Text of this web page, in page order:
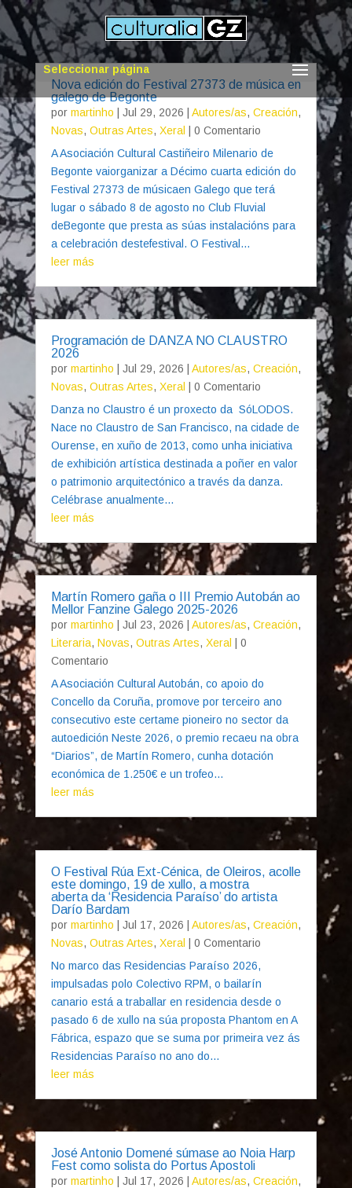
Seleccionar página
Nova edición do Festival 27373 de música en
galego de Begonte
por martinho Jul 29, 2026 Autores/as, Creación,
Novas, Outras Artes, Xeral
| 0 Comentario
A Asociación Cultural Castiñeiro Milenario de
Begonte vaiorganizar a Décimo cuarta edición do
Festival 27373 de músicaen Galego que terá
lugar o sábado 8 de agosto no Club Fluvial
deBegonte que presta as súas instalacións para
a celebración destefestival. O Festival...
leer más
Programación de DANZA NO CLAUSTRO
2026
por martinho Jul 29, 2026 Autores/as, Creación,
Novas, Outras Artes, Xeral
| 0 Comentario
Danza no Claustro é un proxecto da SóLODOS.
Nace no Claustro de San Francisco, na cidade de
Ourense, en xuño de 2013, como unha iniciativa
de exhibición artística destinada a poñer en valor
o patrimonio arquitectónico a través da danza.
Celébrase anualmente...
leer más
Martín Romero gaña o III Premio Autobán ao
Mellor Fanzine Galego 2025-2026
por martinho Jul 23, 2026 Autores/as, Creación,
Literaria, Novas, Outras Artes, Xeral
| 0
Comentario
A Asociación Cultural Autobán, co apoio do
Concello da Coruña, promove por terceiro ano
consecutivo este certame pioneiro no sector da
autoedición Neste 2026, o premio recaeu na obra
“Diarios”, de Martín Romero, cunha dotación
económica de 1.250€ e un trofeo...
leer más
O Festival Rúa Ext-Cénica, de Oleiros, acolle
este domingo, 19 de xullo, a mostra
aberta da ‘Residencia Paraíso’ do artista
Darío Bardam
por martinho Jul 17, 2026 Autores/as, Creación,
Novas, Outras Artes, Xeral
| 0 Comentario
No marco das Residencias Paraíso 2026,
impulsadas polo Colectivo RPM, o bailarín
canario está a traballar en residencia desde o
pasado 6 de xullo na súa proposta Phantom en A
Fábrica, espazo que se suma por primeira vez ás
Residencias Paraíso no ano do...
leer más
José Antonio Domené súmase ao Noia Harp
Fest como solista do Portus Apostoli
por martinho Jul 17, 2026 Autores/as, Creación,